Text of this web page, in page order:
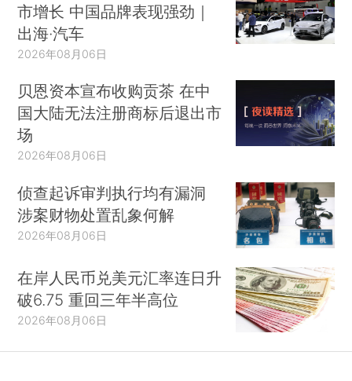
市增长 中国品牌表现强劲｜
出海·汽车
2026年08月06日
贝恩资本宣布收购贡茶 在中
国大陆无法注册商标后退出市
场
2026年08月06日
侦查起诉审判执行均有漏洞
涉案财物处置乱象何解
2026年08月06日
在岸人民币兑美元汇率连日升
破6.75 重回三年半高位
2026年08月06日